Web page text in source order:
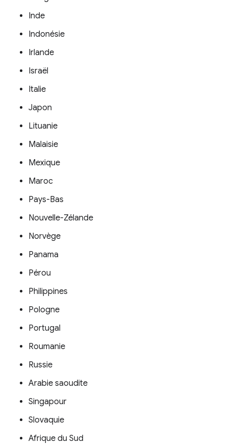
Inde
Indonésie
Irlande
Israël
Italie
Japon
Lituanie
Malaisie
Mexique
Maroc
Pays-Bas
Nouvelle-Zélande
Norvège
Panama
Pérou
Philippines
Pologne
Portugal
Roumanie
Russie
Arabie saoudite
Singapour
Slovaquie
Afrique du Sud